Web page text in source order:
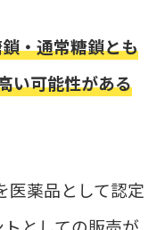
・通常糖鎖とも
い可能性がある
医薬品として認定